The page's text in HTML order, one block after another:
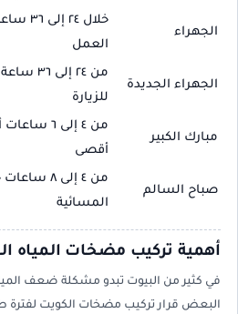
الجهراء
خلال
العمل
الجهراء الجديدة
من ٢٤
للزيارة
مبارك الكبير
من ٤ إلى
أقصى
صباح السالم
من ٤ إلى
المسائية
أهمية تركيب مضخات المياه
في كثير من البيوت تبدو مشكلة ضعف
البعض قرار تركيب مضخات الكويت لفترة